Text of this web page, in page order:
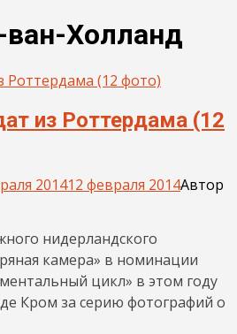
ван-Холланд
из Роттердама (12
201412 февраля 2014Автор
нидерландского
камера» в номинации
цикл» в этом году
Кром за серию фотографий о